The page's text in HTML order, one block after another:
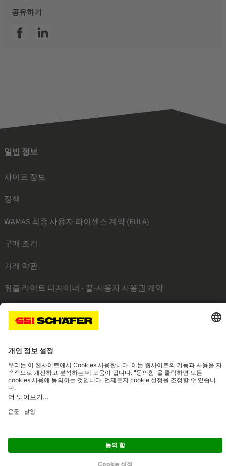
공유하기
SSI facebookSSI linkedin
일반 정보
사이트 정보
정책
WAMAS 최종 사용자 라이센스 계약 (EULA)
구매 조건
거래 약관
위즐 라이트 디자이너 - 끝-사용자 사용권 계약
SSI linkedinSSI facebook
© 2026